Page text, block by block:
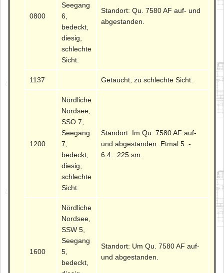
0800
Seegang
6,
bedeckt,
diesig,
schlechte
Sicht.
Standort: Qu. 7580 AF auf- und
abgestanden.
1137 Getaucht, zu schlechte Sicht.
1200
Nördliche
Nordsee,
SSO 7,
Seegang
7,
bedeckt,
diesig,
schlechte
Sicht.
Standort: Im Qu. 7580 AF auf-
und abgestanden. Etmal 5. -
6.4.: 225 sm.
1600
Nördliche
Nordsee,
SSW 5,
Seegang
5,
bedeckt,
Standort: Um Qu. 7580 AF auf-
und abgestanden.